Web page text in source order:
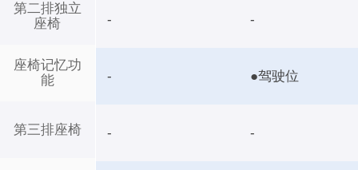
第二排独立
座椅
座椅记忆功
能
第三排座椅
- -
- ●驾驶位
- -